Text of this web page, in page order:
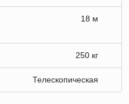
18 м
250 кг
Телескопическая